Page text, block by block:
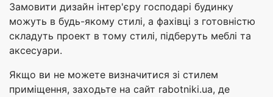
Замовити дизайн інтер'єру господарі будинку
можуть в будь-якому стилі, а фахівці з готовністю
складуть проект в тому стилі, підберуть меблі та
аксесуари.
Якщо ви не можете визначитися зі стилем
приміщення, заходьте на сайт rabotniki.ua, де